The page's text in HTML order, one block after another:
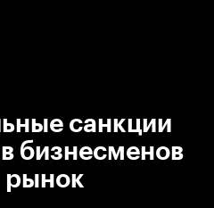
санкции
бизнесменов
рынок